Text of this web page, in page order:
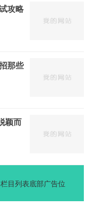
攻略
那些
颖而
目列表底部广告位